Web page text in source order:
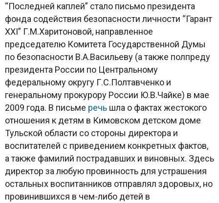
“Последней каплей” стало письмо президента
фонда содействия безопасности личности “Гарант
ХХI” Г.М.Харитоновой, направленное
председателю Комитета Государственной Думы
по безопасности В.А.Васильеву (а также полпреду
президента России по Центральному
федеральному округу Г.С.Полтавченко и
генеральному прокурору России Ю.В.Чайке) в мае
2009 года. В письме речь шла о фактах жестокого
отношения к детям в Кимовском детском доме
Тульской области со стороны директора и
воспитателей с приведением конкретных фактов,
а также фамилий пострадавших и виновных. Здесь
директор за любую провинность для устрашения
остальных воспитанников отправлял здоровых, но
провинившихся в чем-либо детей в